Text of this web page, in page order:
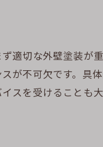
ス
適切な外壁塗装が
が不可欠です。具
スを受けることも大